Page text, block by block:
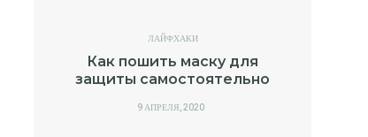
ЛАЙФХАКИ
Как пошить маску для
защиты самостоятельно
POSTED
9 АПРЕЛЯ, 2020